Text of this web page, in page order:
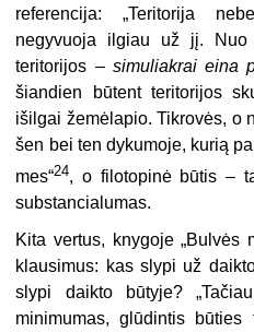
referencija: „Teritorija
negyvuoja ilgiau už jį.
teritorijos – simuliakrai eina
šiandien būtent teritorijos
išilgai žemėlapio. Tikrovės, o
šen bei ten dykumoje, kurią
mes“24, o filotopinė būtis –
substancialumas.
Kita vertus, knygoje „Bulvės
klausimus: kas slypi už
slypi daikto būtyje?
minimumas, glūdintis būties